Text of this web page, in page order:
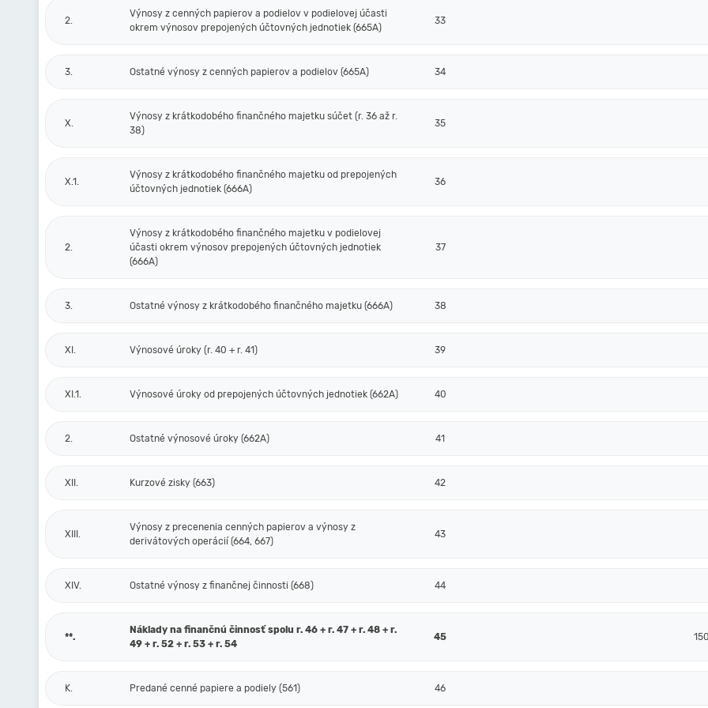
2.
Výnosy z cenných papierov a podielov v podielovej účasti
okrem výnosov prepojených účtovných jednotiek (665A)
33
3. Ostatné výnosy z cenných papierov a podielov (665A) 34
X.
Výnosy z krátkodobého finančného majetku súčet (r. 36 až r.
38)
35
X.1.
Výnosy z krátkodobého finančného majetku od prepojených
účtovných jednotiek (666A)
36
2.
Výnosy z krátkodobého finančného majetku v podielovej
účasti okrem výnosov prepojených účtovných jednotiek
(666A)
37
3. Ostatné výnosy z krátkodobého finančného majetku (666A) 38
XI. Výnosové úroky (r. 40 + r. 41) 39
XI.1. Výnosové úroky od prepojených účtovných jednotiek (662A) 40
2. Ostatné výnosové úroky (662A) 41
XII. Kurzové zisky (663) 42
XIII.
Výnosy z precenenia cenných papierov a výnosy z
derivátových operácií (664, 667)
43
XIV. Ostatné výnosy z finančnej činnosti (668) 44
**.
Náklady na finančnú činnosť spolu r. 46 + r. 47 + r. 48 + r.
49 + r. 52 + r. 53 + r. 54
45
K. Predané cenné papiere a podiely (561) 46